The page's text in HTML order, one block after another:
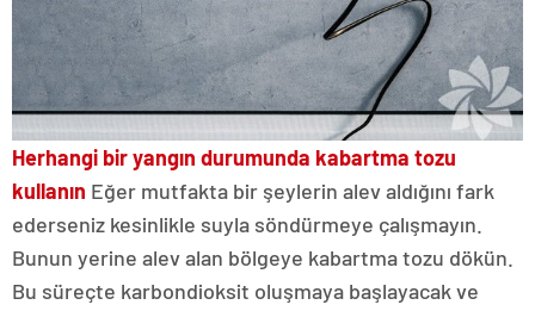
Herhangi bir yangın durumunda kabartma tozu
kullanın Eğer mutfakta bir şeylerin alev aldığını fark
ederseniz kesinlikle suyla söndürmeye çalışmayın.
Bunun yerine alev alan bölgeye kabartma tozu dökün.
Bu süreçte karbondioksit oluşmaya başlayacak ve